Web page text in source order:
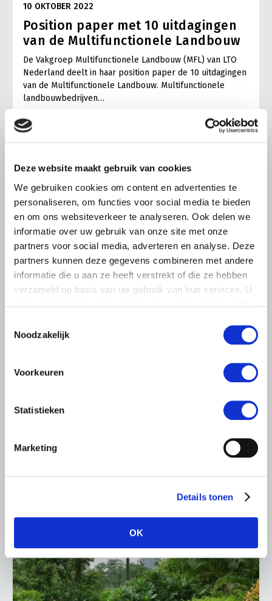
Deze website maakt gebruik van cookies
We gebruiken cookies om content en advertenties te
personaliseren, om functies voor social media te bieden
en om ons websiteverkeer te analyseren. Ook delen we
informatie over uw gebruik van onze site met onze
partners voor social media, adverteren en analyse. Deze
partners kunnen deze gegevens combineren met andere
informatie die u aan ze heeft verstrekt of die ze hebben
verzameld op basis van uw gebruik van hun services. U
Noodzakelijk
Voorkeuren
Statistieken
Marketing
Details tonen
OK
10 OKTOBER 2022
Position paper met 10 uitdagingen
van de Multifunctionele Landbouw
De Vakgroep Multifunctionele Landbouw (MFL) van LTO
Nederland deelt in haar position paper de 10 uitdagingen
van de Multifunctionele Landbouw. Multifunctionele
landbouwbedrijven…
Lees meer
gecontroleerd op WAM-verzekering
ontvangen een brief met de kentekens van de voertuigen
die nog niet bij de RDW…
Lees meer